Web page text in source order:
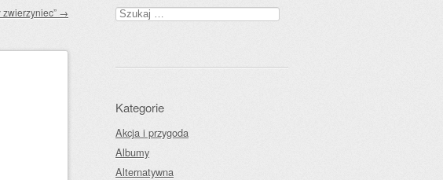
→ Szukaj:
Kategorie
Akcja i przygoda
Albumy
Alternatywna